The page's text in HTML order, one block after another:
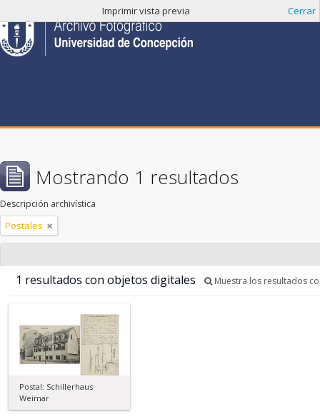
Imprimir vista previa Cerrar
Mostrando 1 resultados
Descripción archivística
Postales
1 resultados con objetos digitales Muestra los resultados
Postal: Schillerhaus
Weimar